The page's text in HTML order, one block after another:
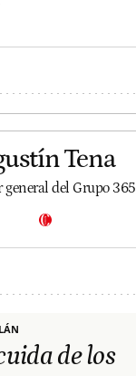
Tena
general del Grupo 365
de los